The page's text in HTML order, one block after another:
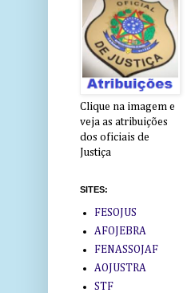
Clique na imagem e
veja as atribuições
dos oficiais de
Justiça
SITES:
FESOJUS
AFOJEBRA
FENASSOJAF
AOJUSTRA
STF